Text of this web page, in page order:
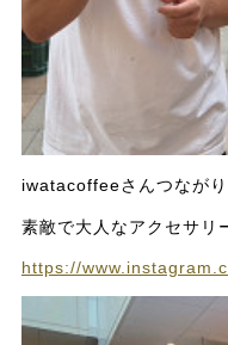
iwatacoffeeさんつながり
素敵で大人なアクセサリ
https://